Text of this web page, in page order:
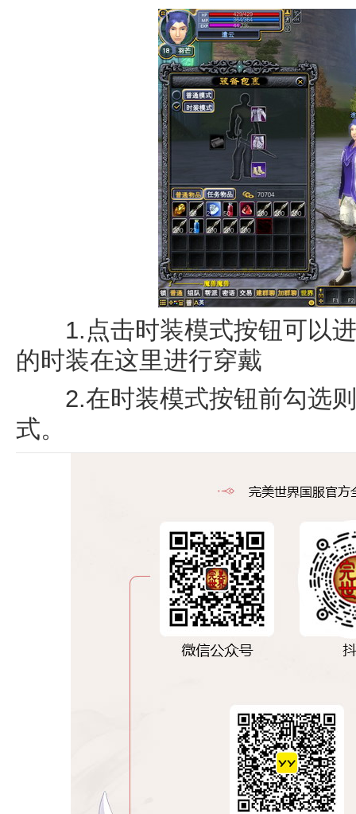
1.点击时装模式按钮可以进
的时装在这里进行穿戴
2.在时装模式按钮前勾选则
式。